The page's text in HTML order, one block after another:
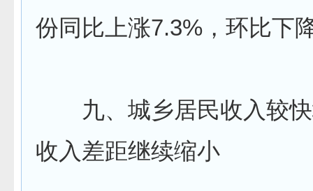
份同比上涨7.3%，环比下
九、城乡居民收入较快
收入差距继续缩小